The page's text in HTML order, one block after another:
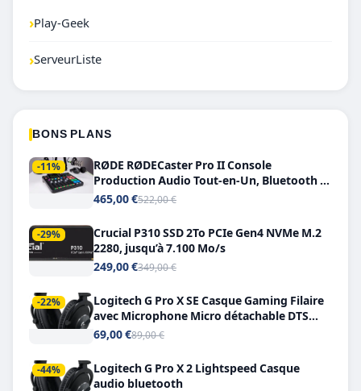
›Play-Geek
›ServeurListe
BONS PLANS
-11%
RØDE RØDECaster Pro II Console
Production Audio Tout-en-Un, Bluetooth et
Double USB-C
465,00 €522,00 €
-29%
Crucial P310 SSD 2To PCIe Gen4 NVMe M.2
2280, jusqu’à 7.100 Mo/s
249,00 €349,00 €
-22%
Logitech G Pro X SE Casque Gaming Filaire
avec Microphone Micro détachable DTS
Headphone X 7.1
69,00 €89,00 €
-44%
Logitech G Pro X 2 Lightspeed Casque
audio bluetooth